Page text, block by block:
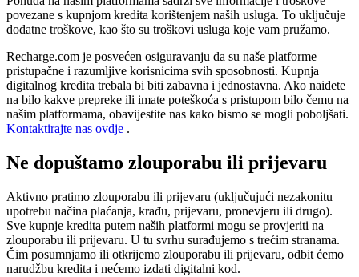
povezane s kupnjom kredita korištenjem naših usluga. To uključuje
dodatne troškove, kao što su troškovi usluga koje vam pružamo.
Recharge.com je posvećen osiguravanju da su naše platforme
pristupačne i razumljive korisnicima svih sposobnosti. Kupnja
digitalnog kredita trebala bi biti zabavna i jednostavna. Ako naiđete
na bilo kakve prepreke ili imate poteškoća s pristupom bilo čemu na
našim platformama, obavijestite nas kako bismo se mogli poboljšati.
Kontaktirajte nas ovdje .
Ne dopuštamo zlouporabu ili prijevaru
Aktivno pratimo zlouporabu ili prijevaru (uključujući nezakonitu
upotrebu načina plaćanja, krađu, prijevaru, pronevjeru ili drugo).
Sve kupnje kredita putem naših platformi mogu se provjeriti na
zlouporabu ili prijevaru. U tu svrhu surađujemo s trećim stranama.
Čim posumnjamo ili otkrijemo zlouporabu ili prijevaru, odbit ćemo
narudžbu kredita i nećemo izdati digitalni kod.